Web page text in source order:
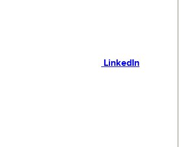
LinkedIn